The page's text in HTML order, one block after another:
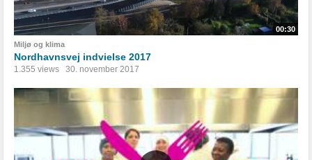
00:30
Miljø og klima
Nordhavnsvej indvielse 2017
1.355 views 30. november 2017